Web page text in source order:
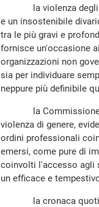
la violenza degli
e un insostenibile
tra le più gravi e
fornisce un'occasione
organizzazioni non
sia per individuare
neppure più definibile
la Commissione
violenza di genere,
ordini professionali
emersi, come pure di
coinvolti l'accesso agli
un efficace e
la cronaca